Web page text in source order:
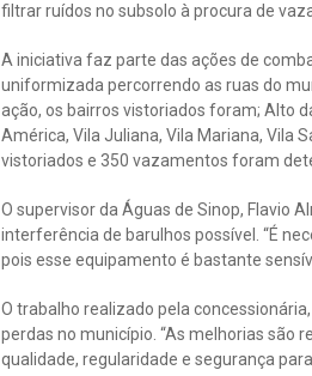
filtrar ruídos no subsolo à procura de
A iniciativa faz parte das ações de
uniformizada percorrendo as ruas do
ação, os bairros vistoriados foram; Alto
América, Vila Juliana, Vila Mariana, Vila
vistoriados e 350 vazamentos foram
O supervisor da Águas de Sinop, Flavio
interferência de barulhos possível. “É
pois esse equipamento é bastante
O trabalho realizado pela
perdas no município. “As melhorias são
qualidade, regularidade e segurança